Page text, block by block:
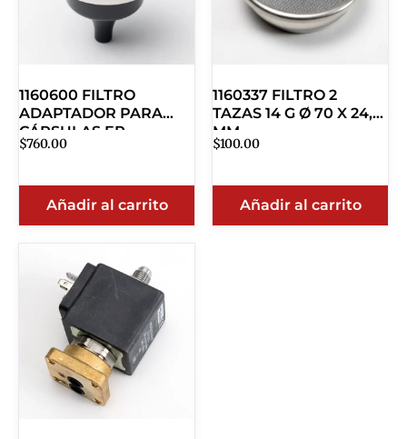
1160600 FILTRO
ADAPTADOR PARA
CÁPSULAS EP
$760.00
Añadir al carrito
1160337 FILTRO 2
TAZAS 14 G Ø 70 X 24,5
MM
$100.00
Añadir al carrito